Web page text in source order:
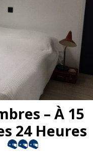
– À 15
24 Heures